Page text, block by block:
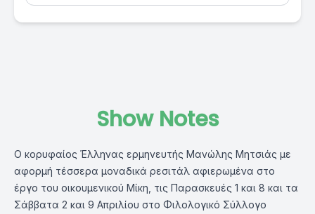
Show Notes
Ο κορυφαίος Έλληνας ερμηνευτής Μανώλης Μητσιάς με
αφορμή τέσσερα μοναδικά ρεσιτάλ αφιερωμένα στο
έργο του οικουμενικού Μίκη, τις Παρασκευές 1 και 8 και τα
Σάββατα 2 και 9 Απριλίου στο Φιλολογικό Σύλλογο